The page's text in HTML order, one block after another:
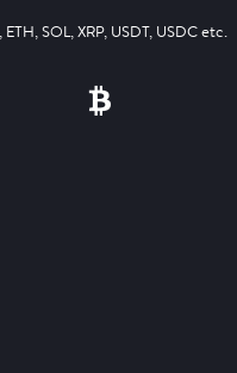
, ETH, SOL, XRP, USDT, USDC etc.